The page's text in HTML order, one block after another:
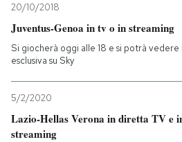
20/10/2018
Juventus-Genoa in tv o in streaming
Si giocherà oggi alle 18 e si potrà vedere
esclusiva su Sky
5/2/2020
Lazio-Hellas Verona in diretta TV e
streaming